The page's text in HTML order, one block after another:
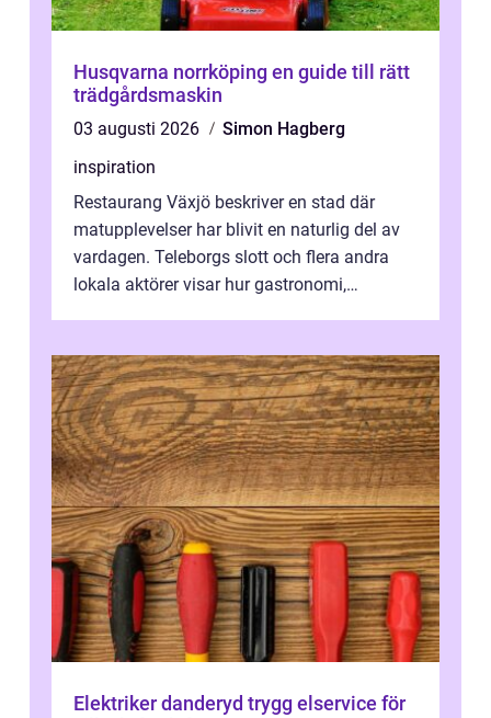
Husqvarna norrköping en guide till rätt
trädgårdsmaskin
03 augusti 2026
Simon Hagberg
inspiration
Restaurang Växjö beskriver en stad där
matupplevelser har blivit en naturlig del av
vardagen. Teleborgs slott och flera andra
lokala aktörer visar hur gastronomi,
Elektriker danderyd trygg elservice för